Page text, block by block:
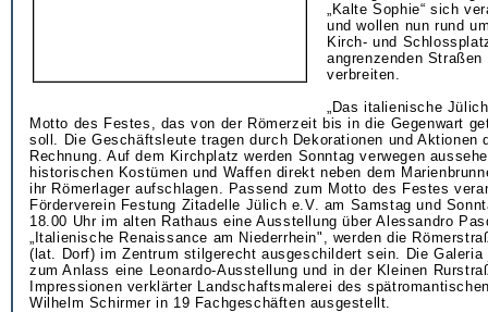
„Kalte Sophie“ sich
und wollen nun rund
Kirch- und
angrenzenden
verbreiten.
„Das italienische
Motto des Festes, das von der Römerzeit bis in die Gegenwart
soll. Die Geschäftsleute tragen durch Dekorationen und Aktionen
Rechnung. Auf dem Kirchplatz werden Sonntag verwegen
historischen Kostümen und Waffen direkt neben dem
ihr Römerlager aufschlagen. Passend zum Motto des Festes
Förderverein Festung Zitadelle Jülich e.V. am Samstag und
18.00 Uhr im alten Rathaus eine Ausstellung über Alessandro
„Italienische Renaissance am Niederrhein", werden die
(lat. Dorf) im Zentrum stilgerecht ausgeschildert sein. Die
zum Anlass eine Leonardo-Ausstellung und in der Kleinen
Impressionen verklärter Landschaftsmalerei des
Wilhelm Schirmer in 19 Fachgeschäften ausgestellt.